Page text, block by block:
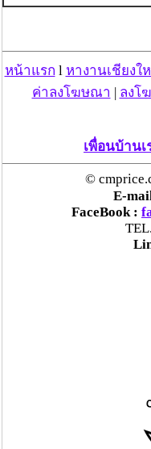
หน้าแรก l หางานเชียงใ
ค่าลงโฆษณา | ลงโ
เพื่อนบ้าน
©
E-
FaceBook :